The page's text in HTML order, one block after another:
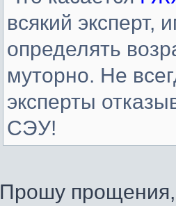
всякий
определять
муторно. Не
эксперты
СЭУ!
Прошу